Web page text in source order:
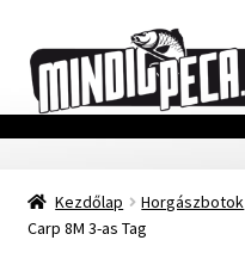
a
navigációhoz
a
tartalomba
Főoldal
Adatvédelmi nyilatkozat
Kezdőlap Horgászbotok
Carp 8M 3-as Tag